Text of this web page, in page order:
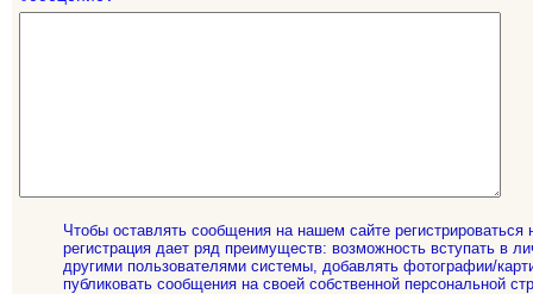
Чтобы оставлять сообщения на нашем сайте регистрироваться
регистрация дает ряд преимуществ: возможность вступать в
другими пользователями системы, добавлять фотографии/
публиковать сообщения на своей собственной персональной